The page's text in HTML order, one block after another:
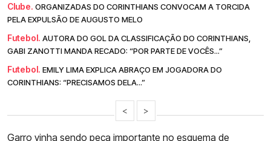
Clube. ORGANIZADAS DO CORINTHIANS CONVOCAM A TORCIDA
PELA EXPULSÃO DE AUGUSTO MELO
Futebol. AUTORA DO GOL DA CLASSIFICAÇÃO DO CORINTHIANS,
GABI ZANOTTI MANDA RECADO: “POR PARTE DE VOCÊS...”
Futebol. EMILY LIMA EXPLICA ABRAÇO EM JOGADORA DO
CORINTHIANS: “PRECISAMOS DELA...”
< >
Garro vinha sendo peça importante no esquema de